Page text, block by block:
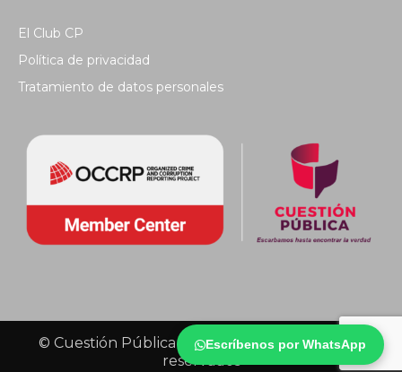
Escríbenos por WhatsApp
El Club CP
Política de privacidad
Tratamiento de datos personales
© Cuestión Pública 2018 - Todos los derechos
reservados